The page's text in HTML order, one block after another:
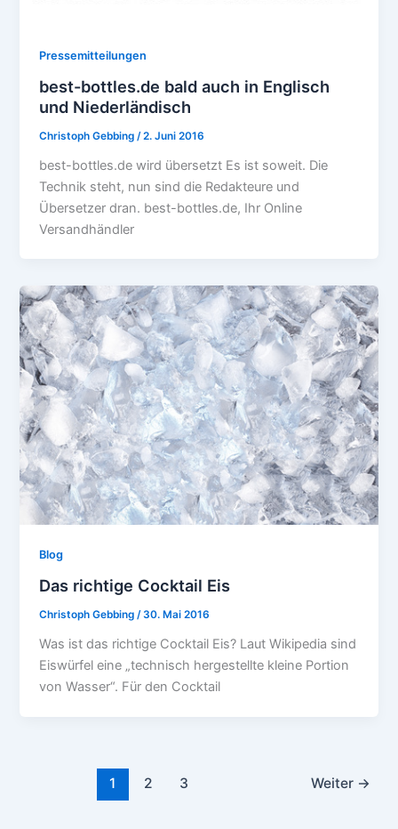
Pressemitteilungen
best-bottles.de bald auch in Englisch
und Niederländisch
Christoph Gebbing /2. Juni 2016
best-bottles.de wird übersetzt Es ist soweit. Die
Technik steht, nun sind die Redakteure und
Übersetzer dran. best-bottles.de, Ihr Online
Versandhändler
Blog
Das richtige Cocktail Eis
Christoph Gebbing/30. Mai 2016
Was ist das richtige Cocktail Eis? Laut Wikipedia sind
Eiswürfel eine „technisch hergestellte kleine Portion
von Wasser“. Für den Cocktail
1 2 3 Weiter →